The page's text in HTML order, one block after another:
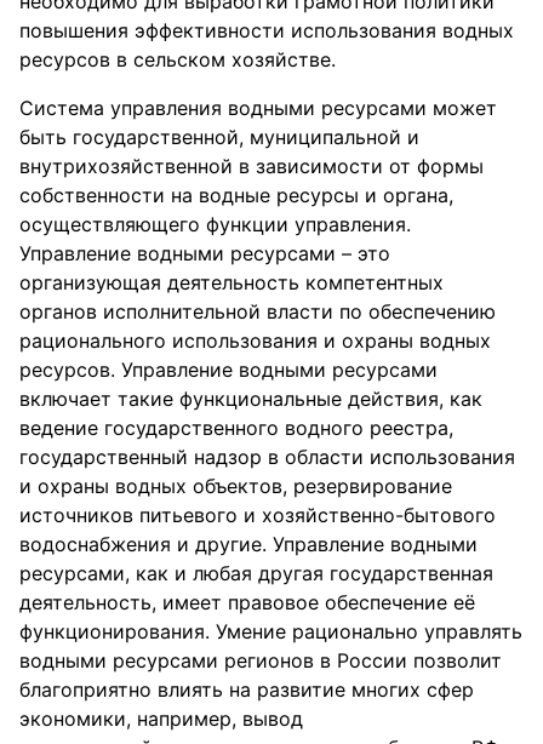
повышения эффективности использования водных
ресурсов в сельском хозяйстве.
Система управления водными ресурсами может
быть государственной, муниципальной и
внутрихозяйственной в зависимости от формы
собственности на водные ресурсы и органа,
осуществляющего функции управления.
Управление водными ресурсами – это
организующая деятельность компетентных
органов исполнительной власти по обеспечению
рационального использования и охраны водных
ресурсов. Управление водными ресурсами
включает такие функциональные действия, как
ведение государственного водного реестра,
государственный надзор в области использования
и охраны водных объектов, резервирование
источников питьевого и хозяйственно-бытового
водоснабжения и другие. Управление водными
ресурсами, как и любая другая государственная
деятельность, имеет правовое обеспечение её
функционирования. Умение рационально управлять
водными ресурсами регионов в России позволит
благоприятно влиять на развитие многих сфер
экономики, например, вывод